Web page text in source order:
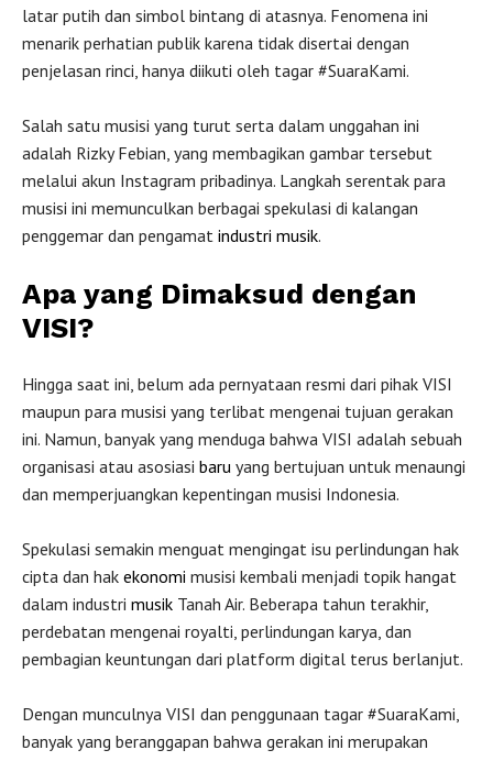
latar putih dan simbol bintang di atasnya. Fenomena ini
menarik perhatian publik karena tidak disertai dengan
penjelasan rinci, hanya diikuti oleh tagar #SuaraKami.
Salah satu musisi yang turut serta dalam unggahan ini
adalah Rizky Febian, yang membagikan gambar tersebut
melalui akun Instagram pribadinya. Langkah serentak para
musisi ini memunculkan berbagai spekulasi di kalangan
penggemar dan pengamat industri musik.
Apa yang Dimaksud dengan
VISI?
Hingga saat ini, belum ada pernyataan resmi dari pihak VISI
maupun para musisi yang terlibat mengenai tujuan gerakan
ini. Namun, banyak yang menduga bahwa VISI adalah sebuah
organisasi atau asosiasi baru yang bertujuan untuk menaungi
dan memperjuangkan kepentingan musisi Indonesia.
Spekulasi semakin menguat mengingat isu perlindungan hak
cipta dan hak ekonomi musisi kembali menjadi topik hangat
dalam industri musik Tanah Air. Beberapa tahun terakhir,
perdebatan mengenai royalti, perlindungan karya, dan
pembagian keuntungan dari platform digital terus berlanjut.
Dengan munculnya VISI dan penggunaan tagar #SuaraKami,
banyak yang beranggapan bahwa gerakan ini merupakan